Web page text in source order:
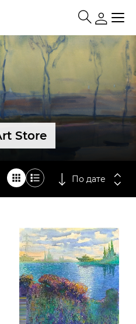
Store
По дате